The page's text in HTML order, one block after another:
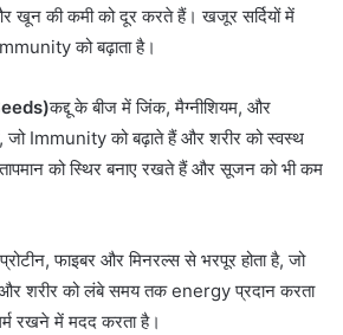
खून की कमी को दूर करते हैं। खजूर सर्दियों में
को बढ़ाता है।
कद्दू के बीज में जिंक, मैग्नीशियम, और
जो Immunity को बढ़ाते हैं और शरीर को स्वस्थ
को स्थिर बनाए रखते हैं और सूजन को भी कम
फाइबर और मिनरल्स से भरपूर होता है, जो
और शरीर को लंबे समय तक energy प्रदान करता
रखने में मदद करता है।